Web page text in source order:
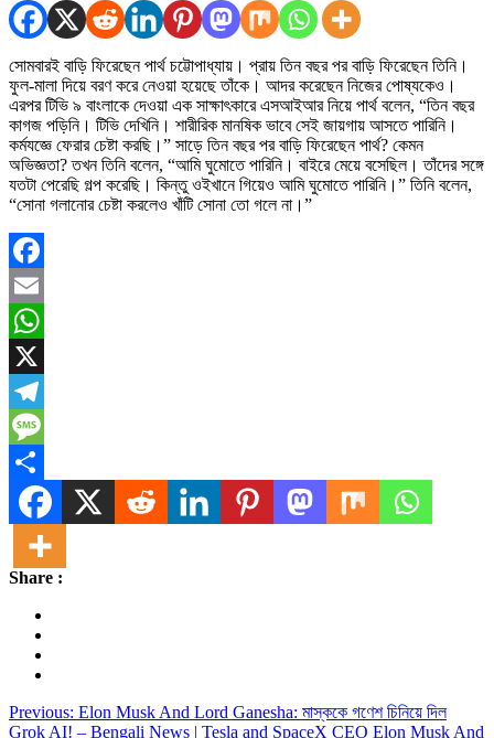
সোমবারই বাড়ি ফিরেছেন পার্থ চট্টোপাধ্যায়। প্রায় তিন বছর পর বাড়ি ফিরেছেন তিনি।
ফুল-মালা দিয়ে বরণ করে নেওয়া হয়েছে তাঁকে। আদর করেছেন নিজের পোষ্যকেও।
এরপর টিভি ৯ বাংলাকে দেওয়া এক সাক্ষাৎকারে এসআইআর নিয়ে পার্থ বলেন, “তিন বছর
কাগজ পড়িনি। টিভি দেখিনি। শারীরিক মানষিক ভাবে সেই জায়গায় আসতে পারিনি।
কর্মযজ্ঞে ফেরার চেষ্টা করছি।” সাড়ে তিন বছর পর বাড়ি ফিরেছেন পার্থ? কেমন
অভিজ্ঞতা? তখন তিনি বলেন, “আমি ঘুমোতে পারিনি। বাইরে মেয়ে বসেছিল। তাঁদের সঙ্গে
যতটা পেরেছি গল্প করেছি। কিন্তু ওইখানে গিয়েও আমি ঘুমোতে পারিনি।” তিনি বলেন,
“সোনা গলানোর চেষ্টা করলেও খাঁটি সোনা তো গলে না।”
Facebook
Email
WhatsApp
X
Telegram
Message
Share
Share :
Post
Previous: Elon Musk And Lord Ganesha: মাস্ককে গণেশ চিনিয়ে দিল
Grok AI! – Bengali News | Tesla and SpaceX CEO Elon Musk And